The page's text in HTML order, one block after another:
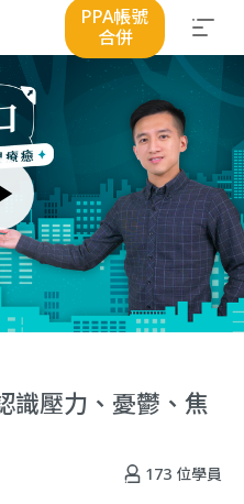
PPA帳號
合併
識壓力、憂鬱、焦
173 位學員